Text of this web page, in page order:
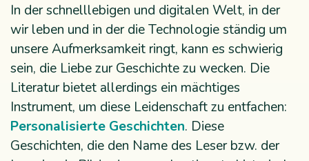
In der schnelllebigen und digitalen Welt, in der
wir leben und in der die Technologie ständig um
unsere Aufmerksamkeit ringt, kann es schwierig
sein, die Liebe zur Geschichte zu wecken. Die
Literatur bietet allerdings ein mächtiges
Instrument, um diese Leidenschaft zu entfachen:
Personalisierte Geschichten. Diese
Geschichten, die den Name des Leser bzw. der